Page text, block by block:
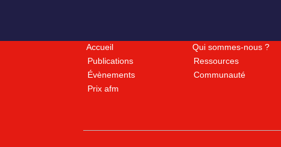
Accueil
Qui sommes-nous ?
Publications
Ressources
Évènements
Communauté
Prix afm